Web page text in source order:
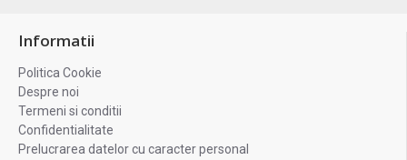
Informatii
Politica Cookie
Despre noi
Termeni si conditii
Confidentialitate
Prelucrarea datelor cu caracter personal